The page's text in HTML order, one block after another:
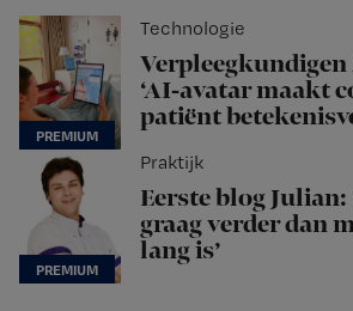
Technologie
‘AI-avatar maakt
patiënt
Praktijk
Eerste blog
graag verder dan
lang is’